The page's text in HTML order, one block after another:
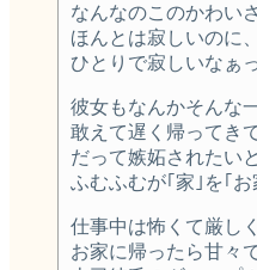
なんなのこのかわい
ほんとは寂しいのに
ひとりで寂しいなぁ
彼女もなんかそんな
敢えて遅く帰ってき
だって嫉妬されたい
ふむふむが｢家｣を｢
仕事中は怖くて厳し
お家に帰ったら甘々